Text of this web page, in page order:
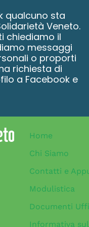
qualcuno sta
Veneto.
chiediamo il
messaggi
o proporti
richiesta di
a Facebook e
Home
Chi Siamo
Contatti e
Modulistica
Documenti
Informativa